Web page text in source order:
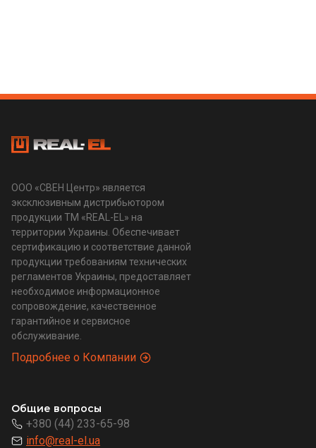
ООО «СВЕН Центр» является
эксклюзивным дистрибьютором
продукции ТМ «REAL-EL» на
территории Украины. Обеспечивает
сертификацию и соответствие данной
продукции требованиям технических
регламентов Украины, предоставляет
необходимое информационное
сопровождение, качественное
гарантийное и сервисное
обслуживание.
Подробнее о Компании
Общие вопросы
+380 (44) 233-65-98
info@real-el.ua